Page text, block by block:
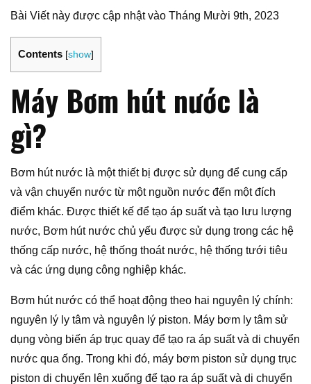
Bài Viết này được cập nhật vào Tháng Mười 9th, 2023
Contents [show]
Máy Bơm hút nước là
gì?
Bơm hút nước là một thiết bị được sử dụng để cung cấp
và vận chuyển nước từ một nguồn nước đến một đích
điểm khác. Được thiết kế để tạo áp suất và tạo lưu lượng
nước, Bơm hút nước chủ yếu được sử dụng trong các hệ
thống cấp nước, hệ thống thoát nước, hệ thống tưới tiêu
và các ứng dụng công nghiệp khác.
Bơm hút nước có thể hoạt động theo hai nguyên lý chính:
nguyên lý ly tâm và nguyên lý piston. Máy bơm ly tâm sử
dụng vòng biến áp trục quay để tạo ra áp suất và di chuyển
nước qua ống. Trong khi đó, máy bơm piston sử dụng trục
piston di chuyển lên xuống để tạo ra áp suất và di chuyển